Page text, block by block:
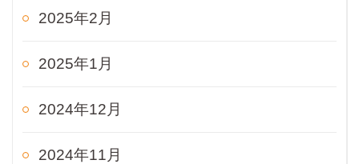
2025年2月
2025年1月
2024年12月
2024年11月